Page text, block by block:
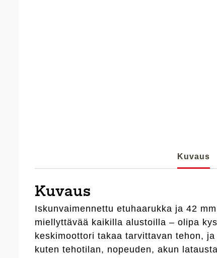
Kuvaus
Kuvaus
Iskunvaimennettu etuhaarukka ja 42
miellyttävää kaikilla alustoilla – olipa
keskimoottori takaa tarvittavan tehon,
kuten tehotilan, nopeuden, akun